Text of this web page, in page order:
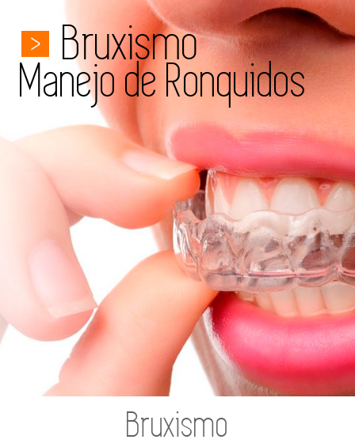
Bruxismo
Manejo de Ronquidos
Bruxismo